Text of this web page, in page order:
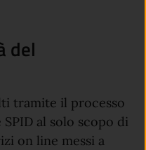
del
tramite il processo
al solo scopo di
on line messi a